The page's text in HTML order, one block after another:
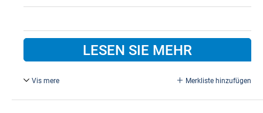
LESEN SIE MEHR
Vis mere Merkliste hinzufügen